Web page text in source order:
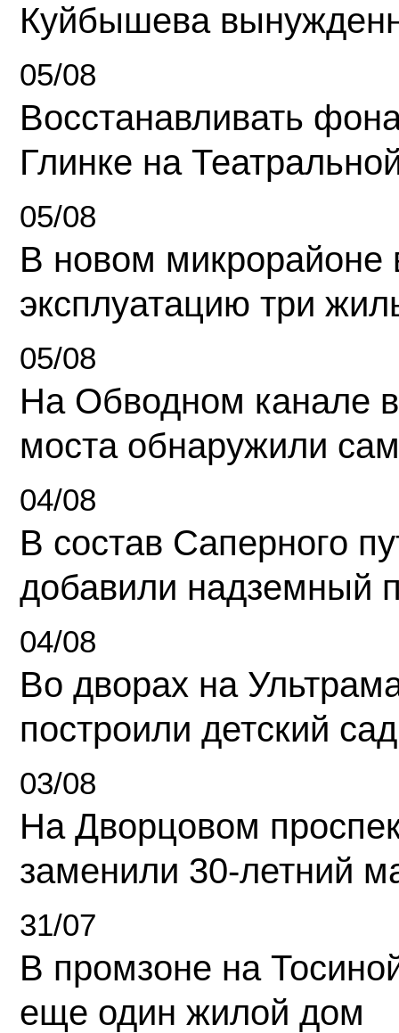
Куйбышева
05/08
Восстанавливать
Глинке на
05/08
В новом микрорайоне
эксплуатацию три
05/08
На Обводном канале
моста обнаружили
04/08
В состав Саперного
добавили надземный
04/08
Во дворах на
построили детский сад
03/08
На Дворцовом
заменили 30-летний
31/07
В промзоне на
еще один жилой дом